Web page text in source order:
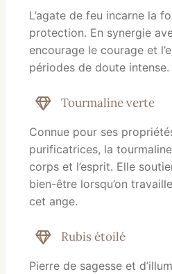
L’agate de feu incarne la
protection. En synergie
encourage le courage et
périodes de doute intense.
Tourmaline verte
Connue pour ses
purificatrices, la
corps et l’esprit. Elle
bien-être lorsqu’on
cet ange.
Rubis étoilé
Pierre de sagesse et